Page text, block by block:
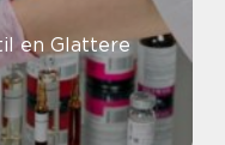
en Glattere